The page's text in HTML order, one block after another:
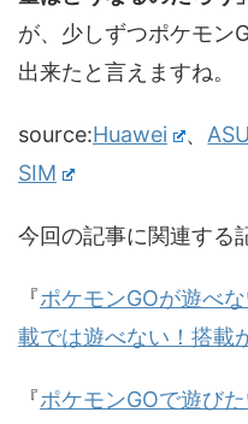
が、少しずつポケモン
出来たと言えますね。
source:Huawei 、
SIM
今回の記事に関連する
『ポケモンGOが遊べ
載では遊べない！搭載
『ポケモンGOで遊び